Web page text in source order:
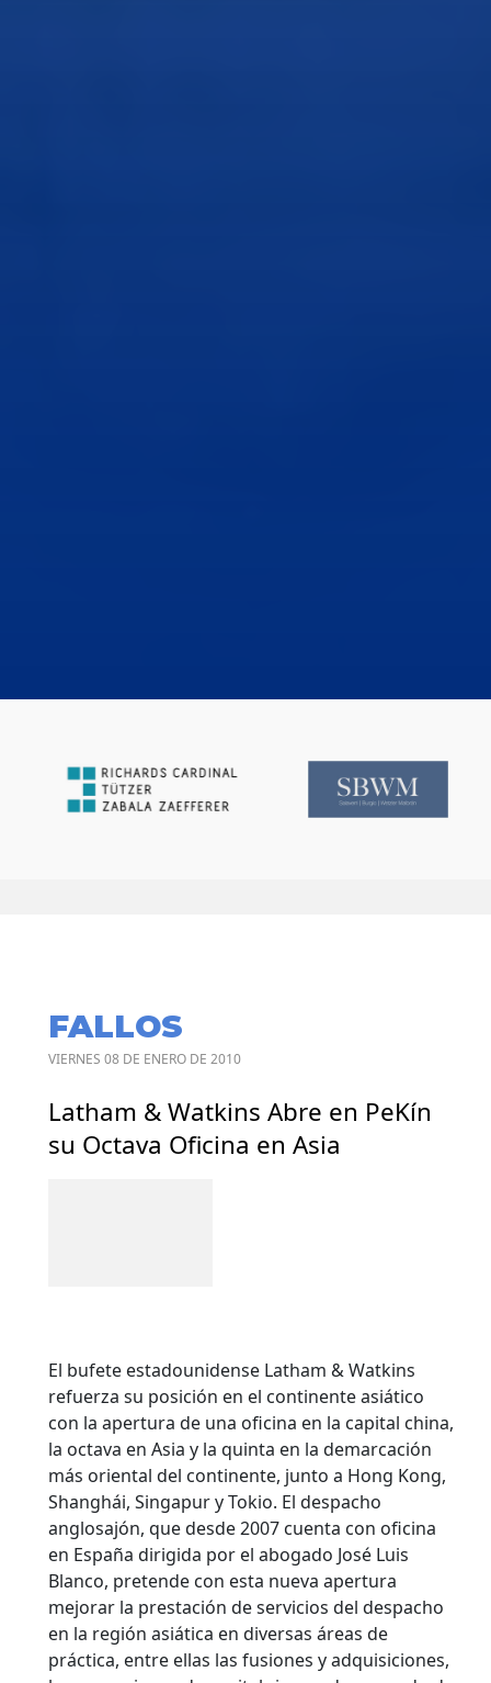
FALLOS
VIERNES 08 DE ENERO DE 2010
Latham & Watkins Abre en PeKín
su Octava Oficina en Asia
El bufete estadounidense Latham & Watkins
refuerza su posición en el continente asiático
con la apertura de una oficina en la capital china,
la octava en Asia y la quinta en la demarcación
más oriental del continente, junto a Hong Kong,
Shanghái, Singapur y Tokio. El despacho
anglosajón, que desde 2007 cuenta con oficina
en España dirigida por el abogado José Luis
Blanco, pretende con esta nueva apertura
mejorar la prestación de servicios del despacho
en la región asiática en diversas áreas de
práctica, entre ellas las fusiones y adquisiciones,